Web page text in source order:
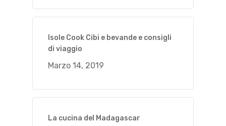
Isole Cook Cibi e bevande e consigli
di viaggio
Marzo 14, 2019
La cucina del Madagascar